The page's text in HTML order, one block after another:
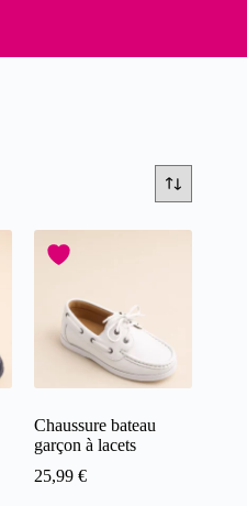
Chaussure bateau
garçon à lacets
25,99 €